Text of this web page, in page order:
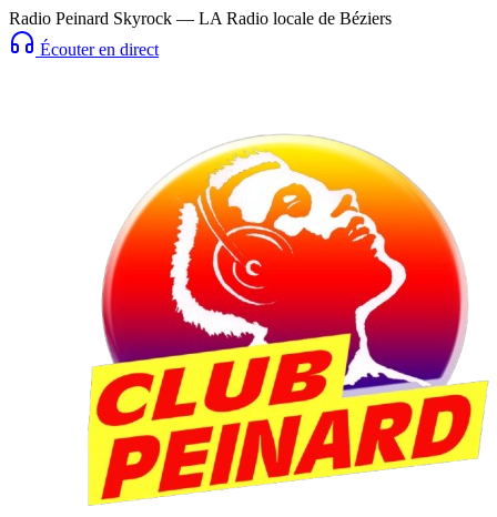
Radio Peinard Skyrock — LA Radio locale de Béziers
Écouter en direct